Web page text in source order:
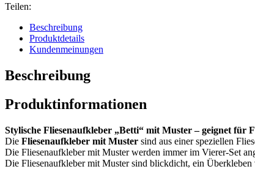
Teilen:
Beschreibung
Produktdetails
Kundenmeinungen
Beschreibung
Produktinformationen
Stylische Fliesenaufkleber „Betti“ mit Muster – geignet für
Die Fliesenaufkleber mit Muster sind aus einer speziellen
Die Fliesenaufkleber mit Muster werden immer im Vierer-Set
Die Fliesenaufkleber mit Muster sind blickdicht, ein